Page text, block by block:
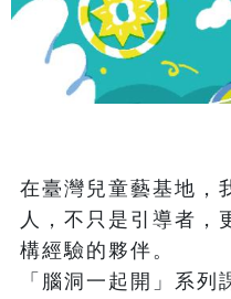
在臺灣兒童藝基地，
人，不只是引導者，
構經驗的夥伴。
「腦洞一起開」系